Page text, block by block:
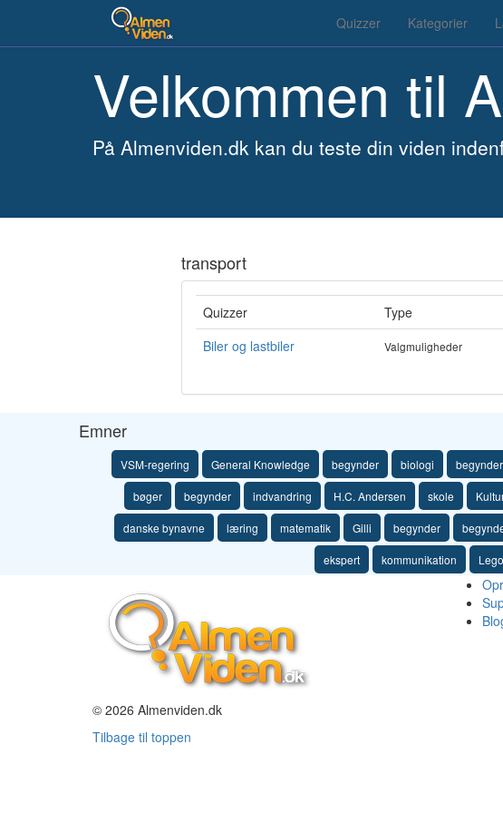
Quizzer Kategorier
Velkommen til
På Almenviden.dk kan du teste din viden
transport
Quizzer Type
Biler og lastbiler
Valgmuligheder
Emner
VSM-regering General Knowledge begynder biologi begynder
bøger begynder indvandring H.C. Andersen skole
danske bynavne læring matematik Gilli begynder
ekspert kommunikation Lego
© 2026 Almenviden.dk
Tilbage til toppen